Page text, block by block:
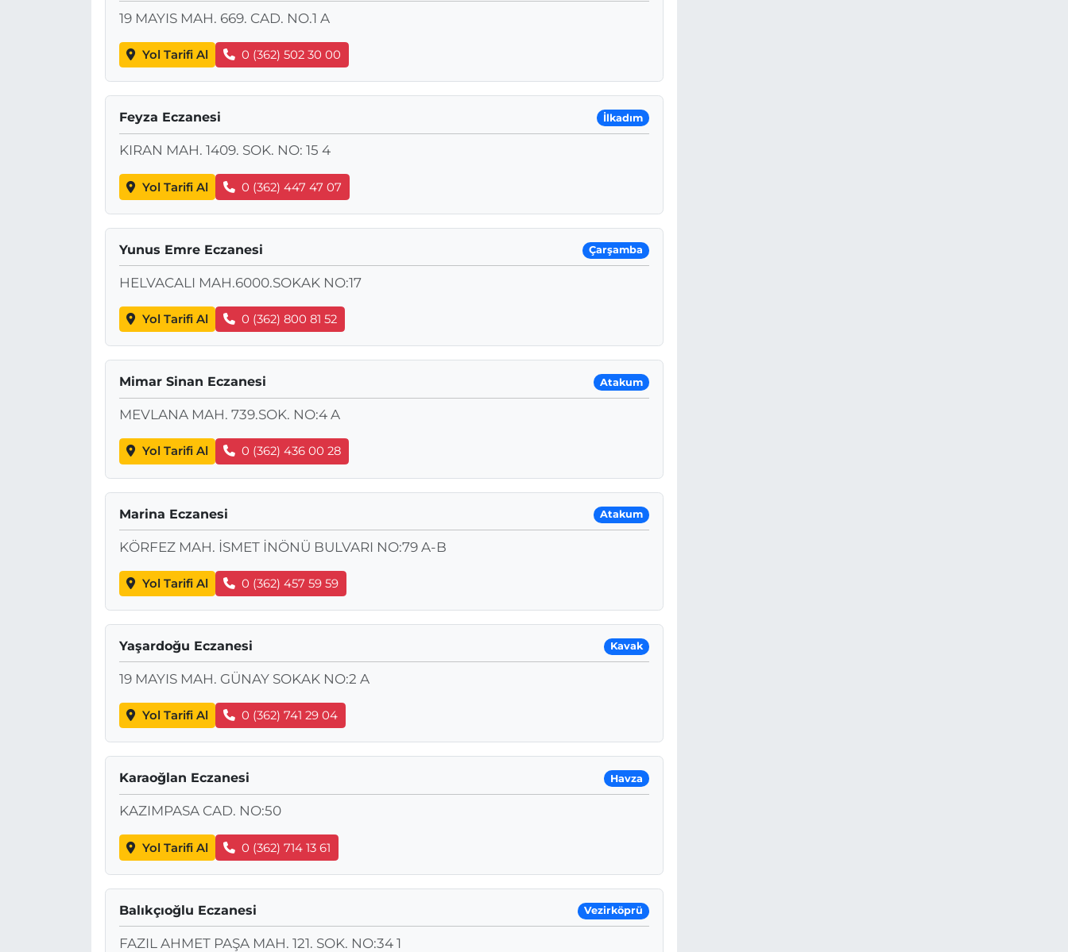
19 MAYIS MAH. 669. CAD. NO.1 A
Yol Tarifi Al 0 (362) 502 30 00
Feyza Eczanesi İlkadım
KIRAN MAH. 1409. SOK. NO: 15 4
Yol Tarifi Al 0 (362) 447 47 07
Yunus Emre Eczanesi Çarşamba
HELVACALI MAH.6000.SOKAK NO:17
Yol Tarifi Al 0 (362) 800 81 52
Mimar Sinan Eczanesi Atakum
MEVLANA MAH. 739.SOK. NO:4 A
Yol Tarifi Al 0 (362) 436 00 28
Marina Eczanesi Atakum
KÖRFEZ MAH. İSMET İNÖNÜ BULVARI NO:79 A-B
Yol Tarifi Al 0 (362) 457 59 59
Yaşardoğu Eczanesi Kavak
19 MAYIS MAH. GÜNAY SOKAK NO:2 A
Yol Tarifi Al 0 (362) 741 29 04
Karaoğlan Eczanesi Havza
KAZIMPASA CAD. NO:50
Yol Tarifi Al 0 (362) 714 13 61
Balıkçıoğlu Eczanesi Vezirköprü
FAZIL AHMET PAŞA MAH. 121. SOK. NO:34 1